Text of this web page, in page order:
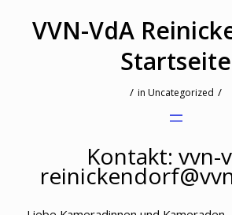
VVN-VdA
Startseite
/ inUncategorized /
Kontakt: vvn-